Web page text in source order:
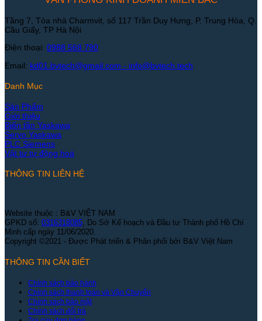
Tầng 7, Tòa nhà Charmvit, số 117 Trần Duy Hưng, P. Trung Hòa, Q.
Cầu Giấy, TP Hà Nội
Điện thoại: 0988 568 790
Email: kd01.bvtech@gmail.com - info@bvtech.tech
Danh Mục
Sản Phẩm
Giới thiệu
Biến tần Yaskawa
Servo Yaskawa
PLC Siemens
Vật tư tự động hoá
THÔNG TIN LIÊN HỆ
Website thuộc : B&V VIỆT NAM
GPKD số: 0316318085, Do Sở Kế hoạch và Đầu tư Thành phố Hồ Chí
Minh cấp ngày 11/06/2020.
Copyright ©2021 - Được Phát triển & Phân phối bởi B&V Việt Nam
THÔNG TIN CẦN BIẾT
Chính sách bảo hành
Chính sách thanh toán và Vận Chuyển
Chính sách bảo mật
Chính sách đổi trả